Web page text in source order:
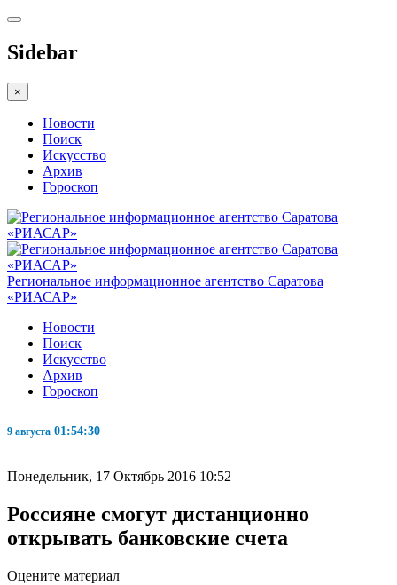
Sidebar
×
Новости
Поиск
Искусство
Архив
Гороскоп
Региональное информационное агентство Саратова
«РИАСАР»
Новости
Поиск
Искусство
Архив
Гороскоп
9 августа 01:54:31
Понедельник, 17 Октябрь 2016 10:52
Россияне смогут дистанционно
открывать банковские счета
Оцените материал